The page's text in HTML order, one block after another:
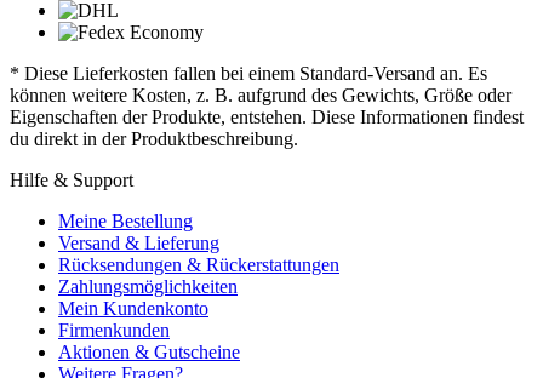
* Diese Lieferkosten fallen bei einem Standard-Versand an. Es
können weitere Kosten, z. B. aufgrund des Gewichts, Größe oder
Eigenschaften der Produkte, entstehen. Diese Informationen findest
du direkt in der Produktbeschreibung.
Hilfe & Support
Meine Bestellung
Versand & Lieferung
Rücksendungen & Rückerstattungen
Zahlungsmöglichkeiten
Mein Kundenkonto
Firmenkunden
Aktionen & Gutscheine
Weitere Fragen?